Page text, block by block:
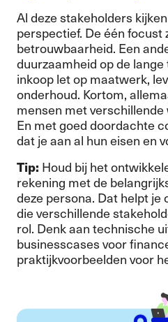
Al deze stakeholders
perspectief. De één focust
betrouwbaarheid. Een
duurzaamheid op de
inkoop let op maatwerk,
onderhoud. Kortom,
mensen met
En met goed doordachte
dat je aan al hun eisen en
Tip: Houd bij het
rekening met de
deze persona. Dat helpt
die verschillende
rol. Denk aan technische
businesscases voor
praktijkvoorbeelden voor